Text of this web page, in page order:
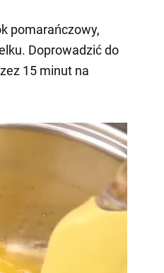
pomarańczowy,
Doprowadzić do
15 minut na